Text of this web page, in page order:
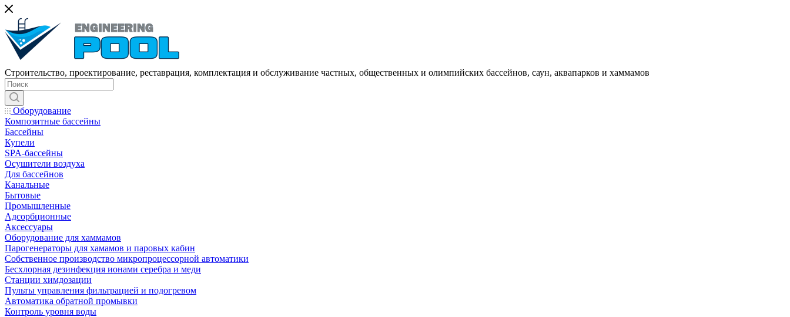
Строительство, проектирование, реставрация, комплектация и обслуживание частных, общественных и олимпийских бассейнов, саун, аквапарков и хаммамов
Оборудование
Композитные бассейны
Бассейны
Купели
SPA-бассейны
Осушители воздуха
Для бассейнов
Канальные
Бытовые
Промышленные
Адсорбционные
Аксессуары
Оборудование для хаммамов
Парогенераторы для хамамов и паровых кабин
Собственное производство микропроцессорной автоматики
Беcхлорная дезинфекция ионами серебра и меди
Станции химдозации
Пульты управления фильтрацией и подогревом
Автоматика обратной промывки
Контроль уровня воды